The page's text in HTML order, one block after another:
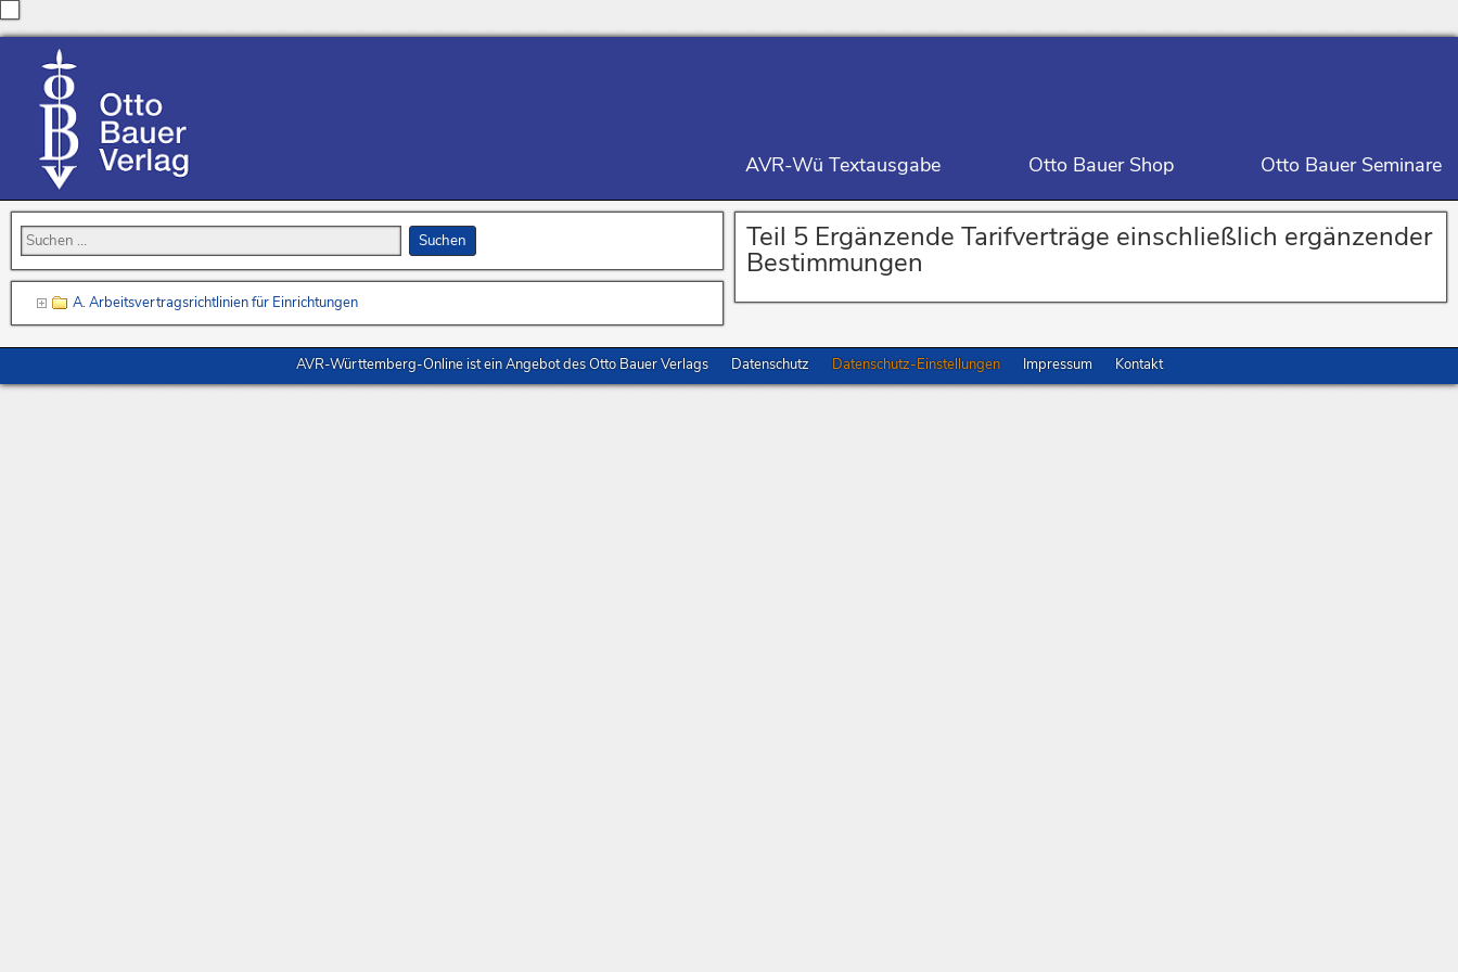
AVR-Wü Textausgabe Otto Bauer Shop Otto Bauer Seminare
Teil 5 Ergänzende Tarifverträge einschließlich ergänzender
Bestimmungen
A. Arbeitsvertragsrichtlinien für Einrichtungen
AVR-Württemberg-Online ist ein Angebot des Otto Bauer Verlags Datenschutz Datenschutz-Einstellungen Impressum Kontakt